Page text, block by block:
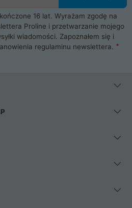
16 lat. Wyrażam zgodę na
Proline i przetwarzanie mojego
wiadomości. Zapoznałem się i
regulaminu newslettera.